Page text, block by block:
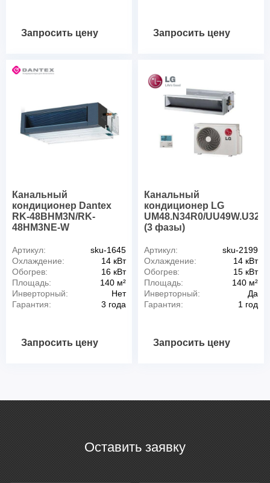
Запросить цену Запросить цену
Канальный
кондиционер Dantex
RK-48BHM3N/RK-
48HM3NE-W
Артикул:
sku-1645
Охлаждение:
14 кВт
Обогрев:
16 кВт
Площадь:
140 м²
Инверторный:
Нет
Гарантия:
3 года
Запросить цену
Канальный
кондиционер LG
UM48.N34R0/
(3 фазы)
Артикул:
sku-2199
Охлаждение:
14 кВт
Обогрев:
15 кВт
Площадь:
140 м²
Инверторный:
Да
Гарантия:
1 год
Запросить цену
Оставить заявку